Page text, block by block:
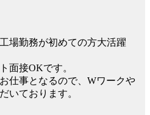
場勤務が初めての方大活躍
面接OKです。
仕事となるので、Wワークや
いております。